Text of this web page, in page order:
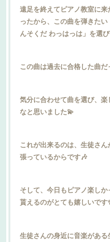
遠足を終えてピアノ教室に
ったから、この曲を弾きた
んそくだ わっはっは」を選
この曲は過去に合格した曲
気分に合わせて曲を選び、
なと思いました💫
これが出来るのは、生徒さ
張っているからです🎶
そして、今日もピアノ楽し
貰えるのがとても嬉しいです
生徒さんの身近に音楽がある